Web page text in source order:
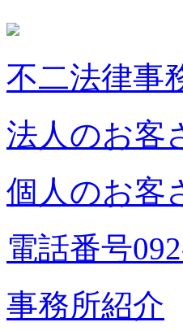
不二法律事
法人のお客
個人のお客
電話番号
事務所紹介